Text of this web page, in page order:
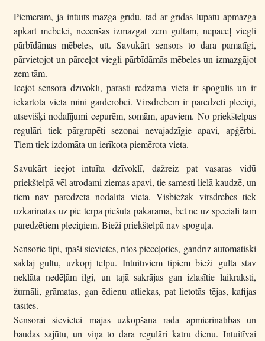
Piemēram, ja intuīts mazgā grīdu, tad ar grīdas lupatu apmazgā
apkārt mēbelei, necenšas izmazgāt zem gultām, nepaceļ viegli
pārbīdāmas mēbeles, utt. Savukārt sensors to dara pamatīgi,
pārvietojot un pārceļot viegli pārbīdāmās mēbeles un izmazgājot
zem tām.
Ieejot sensora dzīvoklī, parasti redzamā vietā ir spogulis un ir
iekārtota vieta mini garderobei. Virsdrēbēm ir paredzēti pleciņi,
atsevišķi nodalījumi cepurēm, somām, apaviem. No priekštelpas
regulāri tiek pārgrupēti sezonai nevajadzīgie apavi, apģērbi.
Tiem tiek izdomāta un ierīkota piemērota vieta.
Savukārt ieejot intuīta dzīvoklī, dažreiz pat vasaras vidū
priekštelpā vēl atrodami ziemas apavi, tie samesti lielā kaudzē, un
tiem nav paredzēta nodalīta vieta. Visbiežāk virsdrēbes tiek
uzkarinātas uz pie tērpa piešūtā pakaramā, bet ne uz speciāli tam
paredzētiem pleciņiem. Bieži priekštelpā nav spoguļa.
Sensorie tipi, īpaši sievietes, rītos pieceļoties, gandrīz automātiski
saklāj gultu, uzkopj telpu. Intuitīviem tipiem bieži gulta stāv
neklāta nedēļām ilgi, un tajā sakrājas gan izlasītie laikraksti,
žurnāli, grāmatas, gan ēdienu atliekas, pat lietotās tējas, kafijas
tasītes.
Sensorai sievietei mājas uzkopšana rada apmierinātības un
baudas sajūtu, un viņa to dara regulāri katru dienu. Intuitīvai